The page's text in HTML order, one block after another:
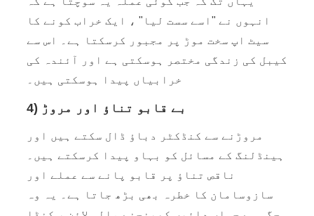
انہوں نے "اسے سست لیا" ، ایک خراب کونے کا
سیٹ اپ سخت موڑ پر مجبور کرسکتا ہے۔ اس سے
کیبل کی زندگی مختصر ہوسکتی ہے اور آئندہ کی
خرابیاں پیدا ہوسکتی ہیں۔
4) بے قابو تناؤ اور مروڑ
مروڑنے سے کنڈکٹر دباؤ ڈال سکتے ہیں اور
ہینڈلنگ کے مسائل کو بہاو پیدا کرسکتے ہیں۔
ناقص تناؤ پر قابو پانے سے عملے اور
سازوسامان کا خطرہ بھی بڑھ جاتا ہے۔ یہ وہ